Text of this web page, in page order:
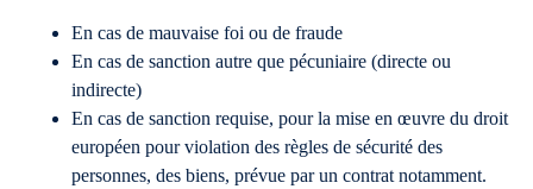
En cas de mauvaise foi ou de fraude
En cas de sanction autre que pécuniaire (directe ou
indirecte)
En cas de sanction requise, pour la mise en œuvre du droit
européen pour violation des règles de sécurité des
personnes, des biens, prévue par un contrat notamment.